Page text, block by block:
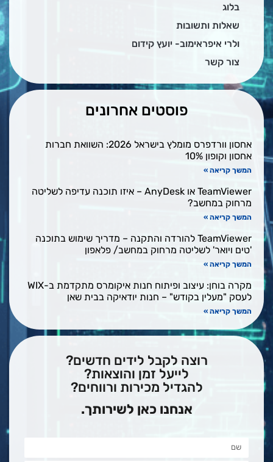
בלוג
שאלות ותשובות
ולרי איפראימוב- יועץ קידום
צור קשר
פוסטים אחרונים
אחסון וורדפרס מומלץ בישראל 2026: השוואת חברות
אחסון וקופון 10%
המשך קריאה »
TeamViewer או AnyDesk – איזו תוכנה עדיפה לשליטה
מרחוק במחשב?
המשך קריאה »
TeamViewer להורדה והתקנה – מדריך שימוש בתוכנה
'טים ויואר' לשליטה מרחוק במחשב/ פלאפון
המשך קריאה »
מקרה בוחן: עיצוב ופיתוח חנות איקומרס מתקדמת ב-WIX
לעסק "מעלין בקודש" – חנות יודאיקה בבית שאן
המשך קריאה »
רוצה לקבל לידים חדשים?
לייעל זמן והוצאות?
להגדיל מכירות ורווחים?
אנחנו כאן לשירותך.